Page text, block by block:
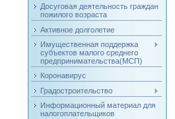
Досуговая деятельность граждан
пожилого возраста
Активное долголетие
Имущественная поддержка
субъектов малого среднего
предпринимательства(МСП)
Коронавирус
Градостроительство
Информационный материал для
налогоплательщиков